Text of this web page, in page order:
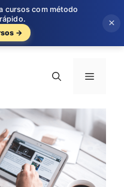
Menu
cursos com método
→
×